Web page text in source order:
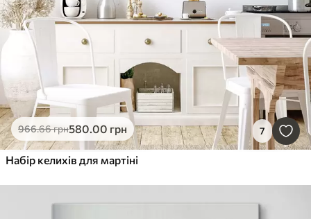
966.66грн580.00 грн 7
Набір келихів для мартіні